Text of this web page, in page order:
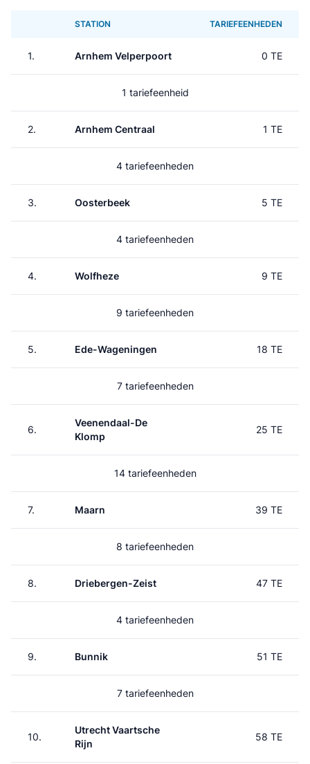
STATION TARIEFEENHEDEN
1. Arnhem Velperpoort 0 TE
1 tariefeenheid
2. Arnhem Centraal 1 TE
4 tariefeenheden
3. Oosterbeek 5 TE
4 tariefeenheden
4. Wolfheze 9 TE
9 tariefeenheden
5. Ede-Wageningen 18 TE
7 tariefeenheden
6.
Veenendaal-De
Klomp
25 TE
14 tariefeenheden
7. Maarn 39 TE
8 tariefeenheden
8. Driebergen-Zeist 47 TE
4 tariefeenheden
9. Bunnik 51 TE
7 tariefeenheden
10.
Utrecht Vaartsche
Rijn
58 TE